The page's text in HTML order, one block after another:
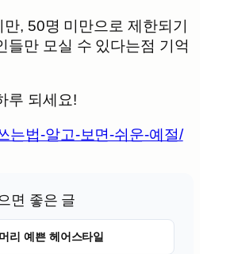
, 50명 미만으로 제한되기
들만 모실 수 있다는점 기억
루 되세요!
는법-알고-보면-쉬운-예절/
면 좋은 글
리 예쁜 헤어스타일